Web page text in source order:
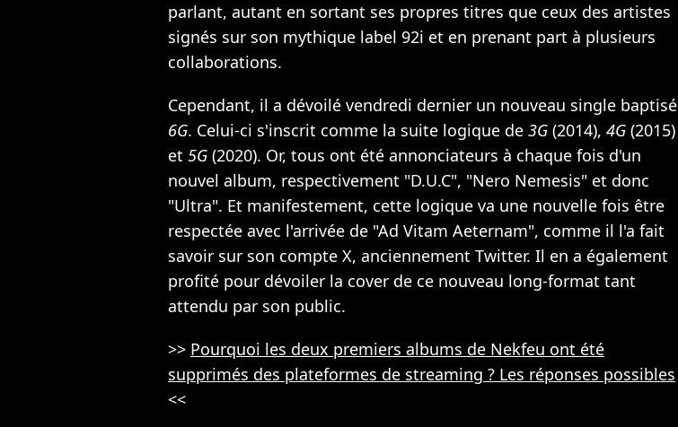
parlant, autant en sortant ses propres titres que ceux des artistes
signés sur son mythique label 92i et en prenant part à plusieurs
collaborations.
Cependant, il a dévoilé vendredi dernier un nouveau single baptisé
6G. Celui-ci s'inscrit comme la suite logique de 3G (2014), 4G (2015)
et 5G (2020). Or, tous ont été annonciateurs à chaque fois d'un
nouvel album, respectivement "D.U.C", "Nero Nemesis" et donc
"Ultra". Et manifestement, cette logique va une nouvelle fois être
respectée avec l'arrivée de "Ad Vitam Aeternam", comme il l'a fait
savoir sur son compte X, anciennement Twitter. Il en a également
profité pour dévoiler la cover de ce nouveau long-format tant
attendu par son public.
>> Pourquoi les deux premiers albums de Nekfeu ont été
supprimés des plateformes de streaming ? Les réponses possibles
<<